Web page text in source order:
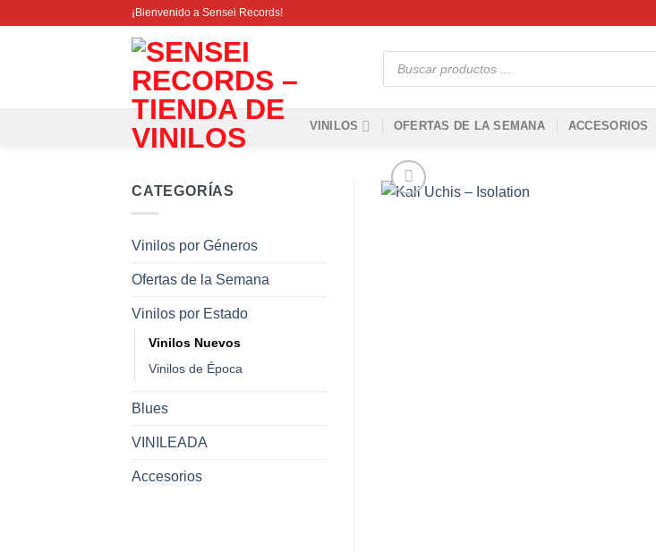
¡Bienvenido a Sensei Records!
Búsqueda
VINILOS OFERTAS DE LA SEMANA ACCESORIOS
CATEGORÍAS
Vinilos por Géneros
Ofertas de la Semana
Vinilos por Estado
Vinilos Nuevos
Vinilos de Época
Blues
VINILEADA
Accesorios